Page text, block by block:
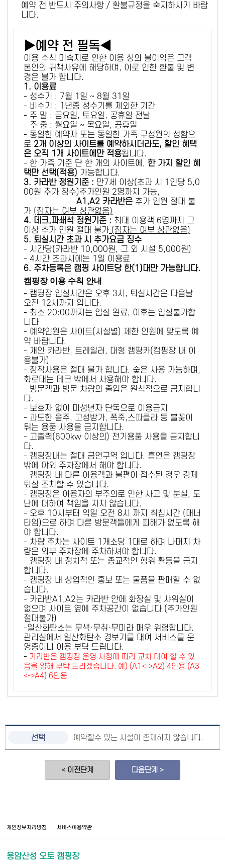
예약 전 반드시 주의사항 / 환불규정을 숙지하시기 바랍
니다.
▶예약 전 필독◀
이용 수칙 미숙지로 인한 이용 상의 불이익은 고객
본인의 귀책사유에 해당하며, 이로 인한 환불 및 변
경은 불가 합니다.
1. 이용료
- 성수기 : 7월 1일 ~ 8월 31일
- 비수기 : 1년중 성수기를 제외한 기간
- 주 말 : 금요일, 토요일, 공휴일 전날
- 주 중 : 월요일 ~ 목요일, 공휴일
- 동일한 예약자 또는 동일한 가족 구성원의 성함으
로 2개 이상의 사이트를 예약하시더라도, 할인 혜택
은 오직 1개 사이트에만 적용됩니다.
- 한 가족 기준 단 한 개의 사이트에, 한 가지 할인 혜
택만 선택(적용) 가능합니다.
3. 카라반 정원기준 : 만7세 이상(초과 시 1인당 5,0
00원 추가 징수)추가인원 2명까지 가능,
A1,A2 카라반은 추가 인원 절대 불
가 (잠자는 여부 상관없음)
4. 데크,파쇄석 정원기준 : ​최대 이용객 6명까지 그
이상 추가 인원 절대 불가 (잠자는 여부 상관없음)
5. 퇴실시간 초과 시 추가요금 징수
- 시간당(카라반 10,000원, 그 외 시설 5,000원)
- 4시간 초과시에는 1일 이용료
6. 주차등록은 캠핑 사이트당 한(1)대만 가능합니다.
캠핑장 이용 수칙 안내
- 캠핑장 입실시간은 오후 3시, 퇴실시간은 다음날
오전 12시까지 입니다.
- 최소 20:00까지는 입실 완료, 이후는 입실불가합
니다
- 예약인원은 사이트(시설별) 제한 인원에 맞도록 예
약 바랍니다.
- 개인 카라반, 트레일러, 대형 캠핑카(캠핑장 내 이
용불가)
- 장작사용은 절대 불가 합니다. 숯은 사용 가능하며,
화로대는 데크 밖에서 사용해야 합니다.
- 방문객과 방문 차량의 출입은 원칙적으로 금지합니
다.
- 보호자 없이 미성년자 단독으로 이용금지
- 과도한 음주, 고성방가, 폭죽,스파클라 등 불꽃이
튀는 용품 사용을 금지합니다.
- 고출력(600kw 이상의) 전기용품 사용을 금지합니
다.
- 캠핑장내는 절대 금연구역 입니다. 흡연은 캠핑장
밖에 야외 주차장에서 해야 합니다.
- 캠핑장 내 다른 이용객과 불편이 접수된 경우 강제
퇴실 조치할 수 있습니다.
- 캠핑장은 이용자의 부주의로 인한 사고 및 분실, 도
난에 대하여 책임을 지지 않습니다.
- 오후 10시부터 익일 오전 8시 까지 취침시간 (매너
타임)으로 하며 다른 방문객들에게 피해가 없도록 해
야 합니다.
- 차량 주차는 사이트 1개소당 1대로 하며 나머지 차
량은 외부 주차장에 주차하셔야 합니다.
- 캠핑장 내 정치적 또는 종교적인 행위 활동을 금지
합니다.
- 캠핑장 내 상업적인 홍보 또는 물품을 판매할 수 없
습니다.
- 카라반A1,A2는 카라반 안에 화장실 및 샤워실이
없으며 사이트 옆에 주차공간이 없습니다.(추가인원
절대불가)
-일산화탄소는 무색·무취·무미라 매우 위험합니다.
관리실에서 일산화탄소 경보기를 대여 서비스를 운
영중이니 이용 부탁 드립니다.
- 카라반은 캠핑장 운영 사정에 따라 교차 대여 할 수 있
음을 양해 부탁 드리겠습니다. 예) (A1<->A2) 4인용 (A3
<->A4) 6인용
예약할수 있는 시설이 존재하지 않습니다.
< 이전단계 다음단계 >
개인정보처리방침 서비스이용약관
용암산성 오토 캠핑장